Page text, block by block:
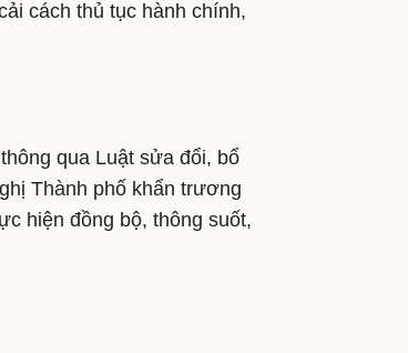
cách thủ tục hành chính,
qua Luật sửa đổi, bổ
Thành phố khẩn trương
hiện đồng bộ, thông suốt,